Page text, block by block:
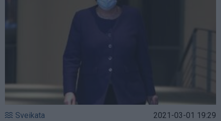
Sveikata 2021-03-01 19:29